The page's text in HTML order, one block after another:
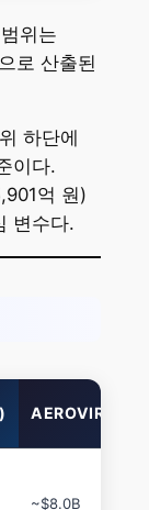
위는
으로 산출된
하단에
이다.
억 원)
변수다.
~$8.0B